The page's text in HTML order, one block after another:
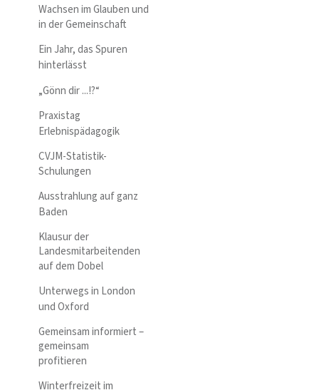
Wachsen im Glauben und
in der Gemeinschaft
Ein Jahr, das Spuren
hinterlässt
„Gönn dir ...!?“
Praxistag
Erlebnispädagogik
CVJM-Statistik-
Schulungen
Ausstrahlung auf ganz
Baden
Klausur der
Landesmitarbeitenden
auf dem Dobel
Unterwegs in London
und Oxford
Gemeinsam informiert –
gemeinsam
profitieren
Winterfreizeit im